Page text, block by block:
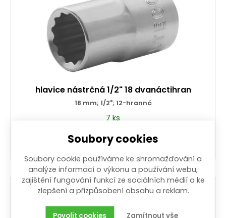
hlavice nástrčná 1/2" 18 dvanáctihran
18 mm; 1/2"; 12-hranná
7 ks
45,00Kč / kss DPH
Koupit
Soubory cookies
Soubory cookie používáme ke shromažďování a
analýze informací o výkonu a používání webu,
zajištění fungování funkcí ze sociálních médií a ke
zlepšení a přizpůsobení obsahu a reklam.
Zamítnout vše
Povolit cookies